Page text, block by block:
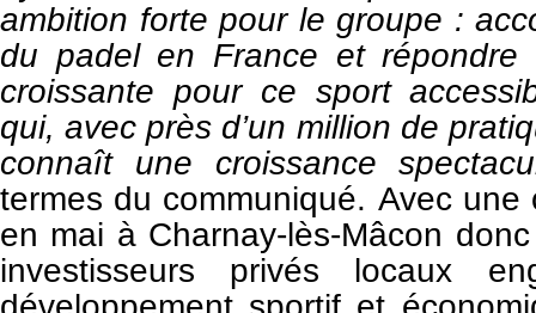
ambition forte pour le groupe :
du padel en France et répondre
croissante pour ce sport
qui, avec près d’un million de
connaît une croissance
termes du communiqué. Avec une
en mai à Charnay-lès-Mâcon
investisseurs privés locaux